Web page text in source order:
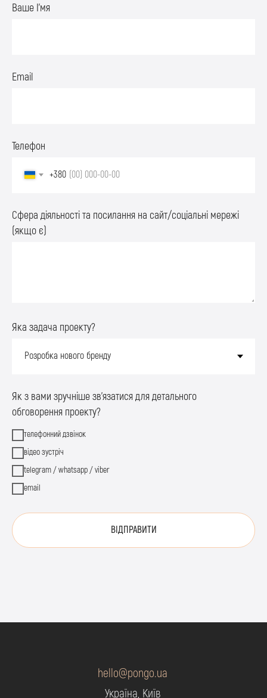
Ваше І’мя
Email
Телефон
+380
Сфера діяльності та посилання на сайт/соціальні мережі
(якщо є)
Яка задача проекту?
Як з вами зручніше зв'язатися для детального
обговорення проекту?
телефонний дзвінок
відео зустріч
telegram / whatsapp / viber
email
ВІДПРАВИТИ
hello@pongo.ua
Україна, Київ